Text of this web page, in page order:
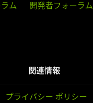
ム 開発者フォーラム
関連情報
プライバシー ポリシー